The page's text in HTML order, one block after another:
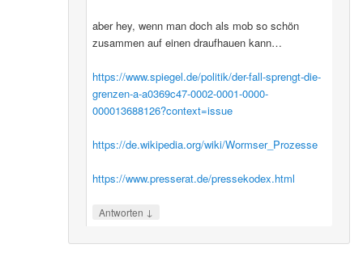
aber hey, wenn man doch als mob so schön
zusammen auf einen draufhauen kann…
https://www.spiegel.de/politik/der-fall-sprengt-die-
grenzen-a-a0369c47-0002-0001-0000-
000013688126?context=issue
https://de.wikipedia.org/wiki/Wormser_Prozesse
https://www.presserat.de/pressekodex.html
Antworten ↓